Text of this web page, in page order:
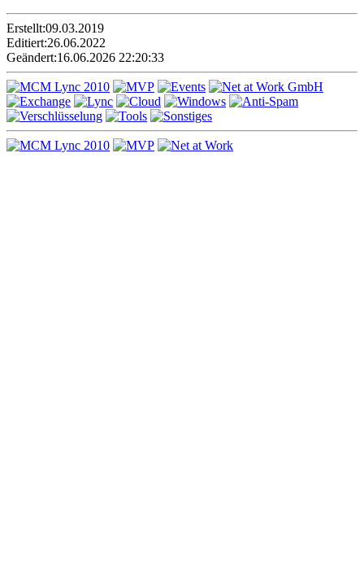
Erstellt:09.03.2019
Editiert:26.06.2022
Geändert:16.06.2026 22:20:33